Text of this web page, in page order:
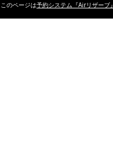
このページは予約システム『Airリザーブ』